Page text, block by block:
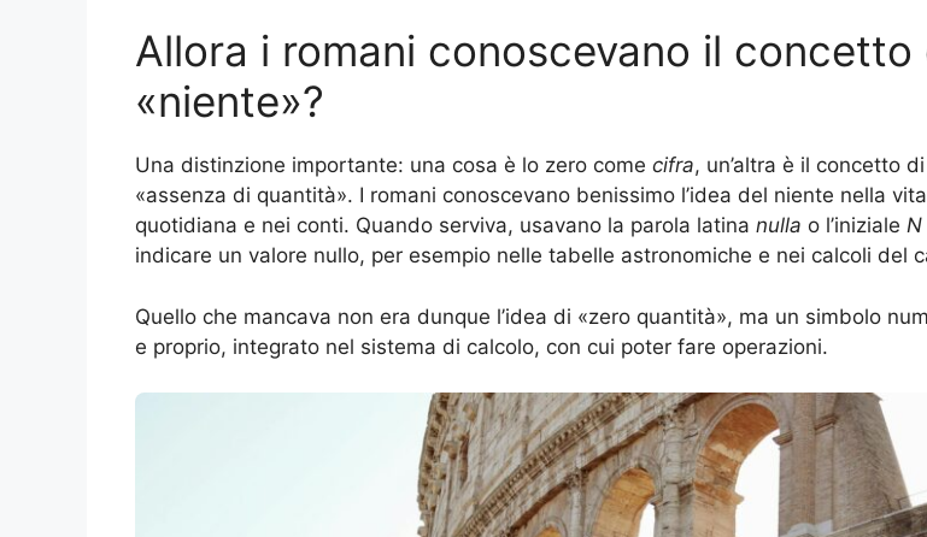
Allora i romani conoscevano il concetto
«niente»?
Una distinzione importante: una cosa è lo zero come cifra, un’altra è il concetto
«assenza di quantità». I romani conoscevano benissimo l’idea del niente nella vita
quotidiana e nei conti. Quando serviva, usavano la parola latina nulla o l’iniziale N
indicare un valore nullo, per esempio nelle tabelle astronomiche e nei calcoli del
Quello che mancava non era dunque l’idea di «zero quantità», ma un simbolo
e proprio, integrato nel sistema di calcolo, con cui poter fare operazioni.